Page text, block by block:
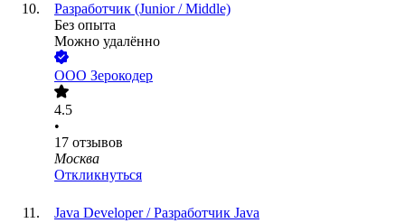
Разработчик (Junior / Middle)
Без опыта
Можно удалённо
ООО Зерокодер
4.5
•
17 отзывов
Москва
Откликнуться
Java Developer / Разработчик Java